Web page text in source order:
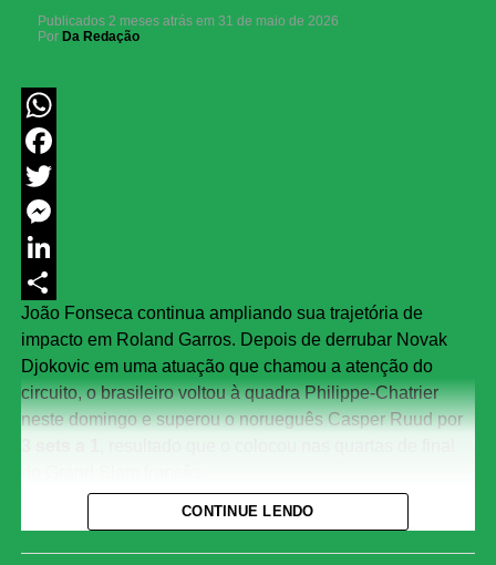
Publicados 2 meses atrás em 31 de maio de 2026
Por Da Redação
WhatsApp
Facebook
Twitter
Messenger
LinkedIn
Share
João Fonseca continua ampliando sua trajetória de
impacto em Roland Garros. Depois de derrubar Novak
Djokovic em uma atuação que chamou a atenção do
circuito, o brasileiro voltou à quadra Philippe-Chatrier
neste domingo e superou o norueguês Casper Ruud por
A classificação veio após uma partida de muita
CONTINUE LENDO